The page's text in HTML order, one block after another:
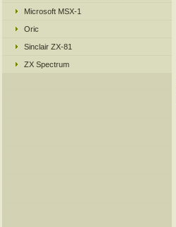
Microsoft MSX-1
Oric
Sinclair ZX-81
ZX Spectrum